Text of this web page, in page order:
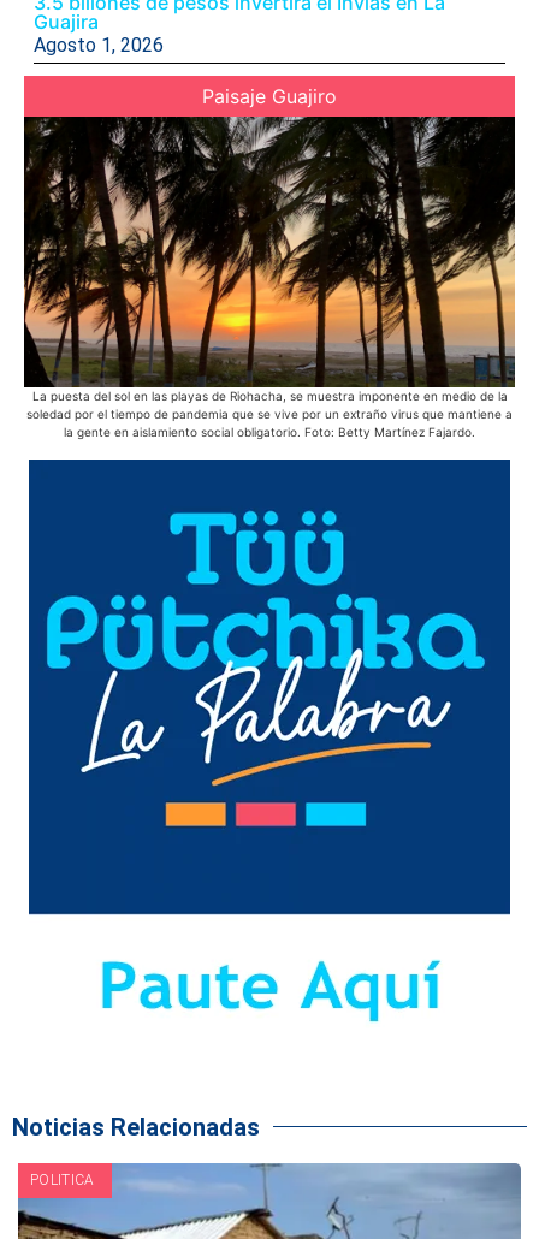
Guajira
Agosto 1, 2026
Paisaje Guajiro
La puesta del sol en las playas de Riohacha, se muestra imponente en medio de la
soledad por el tiempo de pandemia que se vive por un extraño virus que mantiene a
la gente en aislamiento social obligatorio. Foto: Betty Martínez Fajardo.
Noticias Relacionadas
POLITICA